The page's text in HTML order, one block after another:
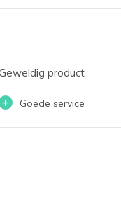
product
+ Goede service